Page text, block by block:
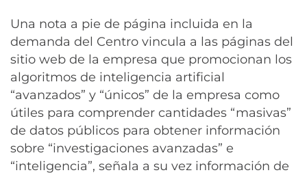
Una nota a pie de página incluida en la
demanda del Centro vincula a las páginas del
sitio web de la empresa que promocionan los
algoritmos de inteligencia artificial
“avanzados” y “únicos” de la empresa como
útiles para comprender cantidades “masivas”
de datos públicos para obtener información
sobre “investigaciones avanzadas” e
“inteligencia”, señala a su vez información de